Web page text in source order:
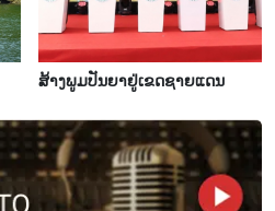
ສ້າງພູມປັນຍາຢູ່ເຂດຊາຍແດນ